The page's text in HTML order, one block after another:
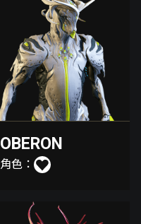
OBERON
角色：